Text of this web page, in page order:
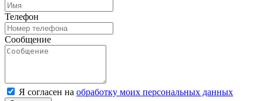
Телефон
Сообщение
Я согласен на обработку моих персональных данных